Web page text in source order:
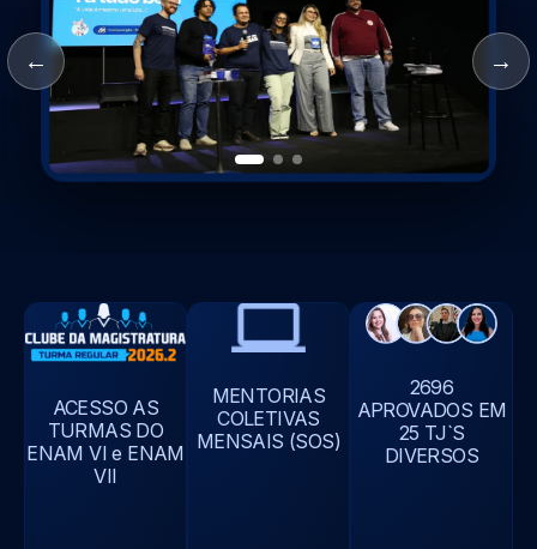
← →
ACESSO AS
TURMAS DO
ENAM VI e ENAM
VII
MENTORIAS
COLETIVAS
MENSAIS (SOS)
2696
APROVADOS EM
25 TJ`S
DIVERSOS